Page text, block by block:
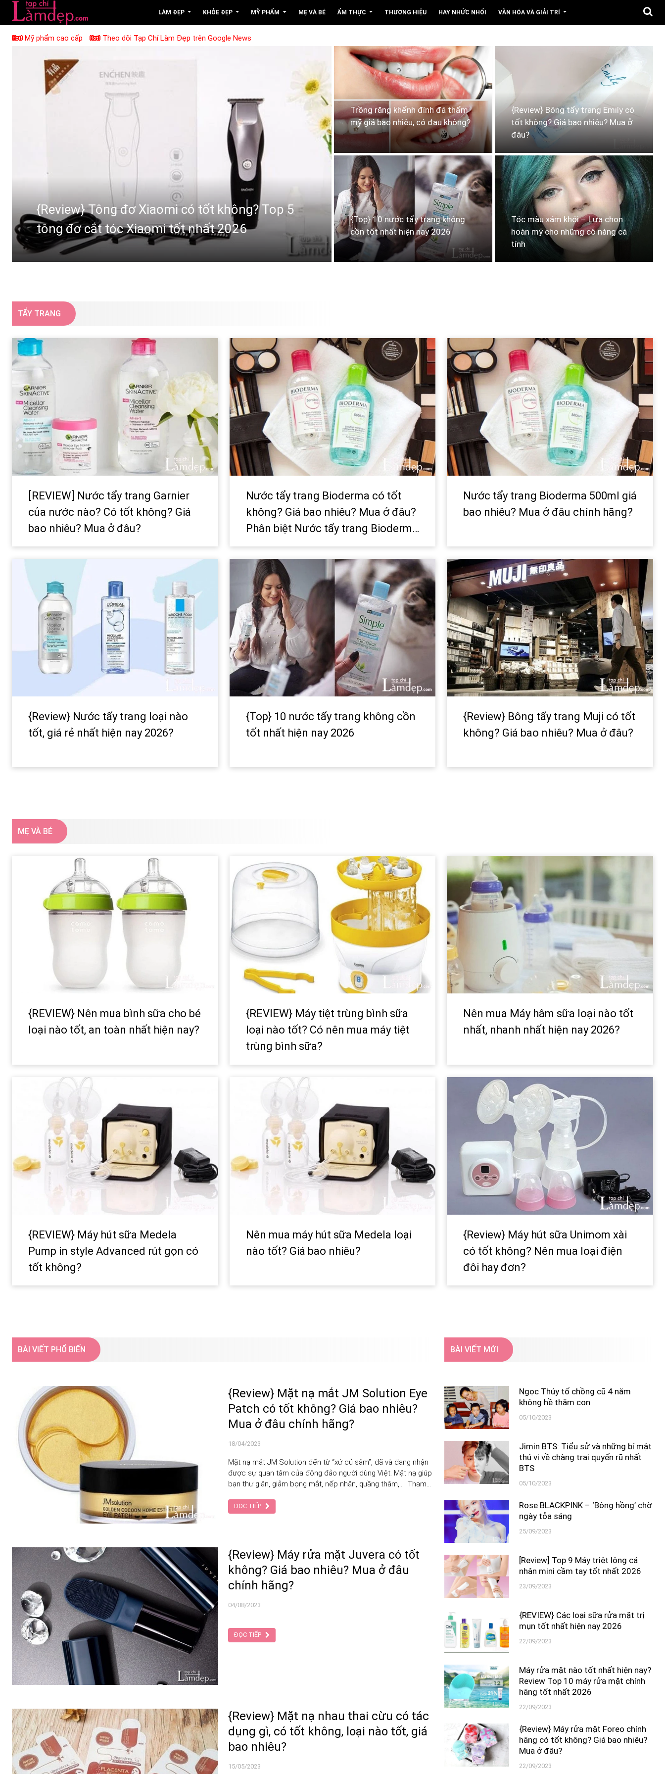
LÀM ĐẸP KHỎE ĐẸP MỸ PHẨM MẸ VÀ BÉ ẨM THỰC THƯƠNG HIỆU HAY NHỨC NHỐI VĂN HÓA VÀ GIẢI TRÍ
Mỹ phẩm cao cấp Theo dõi Tạp Chí Làm Đẹp trên Google News
{Review} Tông đơ Xiaomi có tốt không? Top 5
tông đơ cắt tóc Xiaomi tốt nhất 2026
Trồng răng khểnh đính đá thẩm
mỹ giá bao nhiêu, có đau không?
{Review} Bông tẩy trang Emily có
tốt không? Giá bao nhiêu? Mua ở
đâu?
{Top} 10 nước tẩy trang không
cồn tốt nhất hiện nay 2026
Tóc màu xám khói – Lựa chọn
hoàn mỹ cho những cô nàng cá
tính
TẨY TRANG
[REVIEW] Nước tẩy trang Garnier
của nước nào? Có tốt không? Giá
bao nhiêu? Mua ở đâu?
Nước tẩy trang Bioderma có tốt
không? Giá bao nhiêu? Mua ở đâu?
Phân biệt Nước tẩy trang Bioderma
giả và thật?
Nước tẩy trang Bioderma 500ml giá
bao nhiêu? Mua ở đâu chính hãng?
{Review} Nước tẩy trang loại nào
tốt, giá rẻ nhất hiện nay 2026?
{Top} 10 nước tẩy trang không cồn
tốt nhất hiện nay 2026
{Review} Bông tẩy trang Muji có tốt
không? Giá bao nhiêu? Mua ở đâu?
MẸ VÀ BÉ
{REVIEW} Nên mua bình sữa cho bé
loại nào tốt, an toàn nhất hiện nay?
{REVIEW} Máy tiệt trùng bình sữa
loại nào tốt? Có nên mua máy tiệt
trùng bình sữa?
Nên mua Máy hâm sữa loại nào tốt
nhất, nhanh nhất hiện nay 2026?
{REVIEW} Máy hút sữa Medela
Pump in style Advanced rút gọn có
tốt không?
Nên mua máy hút sữa Medela loại
nào tốt? Giá bao nhiêu?
{Review} Máy hút sữa Unimom xài
có tốt không? Nên mua loại điện
đôi hay đơn?
BÀI VIẾT PHỔ BIẾN
{Review} Mặt nạ mắt JM Solution Eye
Patch có tốt không? Giá bao nhiêu?
Mua ở đâu chính hãng?
18/04/2023
Mặt nạ mắt JM Solution đến từ “xứ củ sâm”, đã và đang nhận
được sự quan tâm của đông đảo người dùng Việt. Mặt nạ giúp
bạn thư giãn, giảm bọng mắt, nếp nhăn, quầng thâm,… Tham
ĐỌC TIẾP
{Review} Máy rửa mặt Juvera có tốt
không? Giá bao nhiêu? Mua ở đâu
chính hãng?
04/08/2023
ĐỌC TIẾP
{Review} Mặt nạ nhau thai cừu có tác
dụng gì, có tốt không, loại nào tốt, giá
bao nhiêu?
15/05/2023
BÀI VIẾT MỚI
Ngọc Thúy tố chồng cũ 4 năm
không hề thăm con
05/10/2023
Jimin BTS: Tiểu sử và những bí mật
thú vị về chàng trai quyến rũ nhất
BTS
05/10/2023
Rose BLACKPINK – ‘Bông hồng’ chờ
ngày tỏa sáng
25/09/2023
[Review] Top 9 Máy triệt lông cá
nhân mini cầm tay tốt nhất 2026
23/09/2023
{REVIEW} Các loại sữa rửa mặt trị
mụn tốt nhất hiện nay 2026
22/09/2023
Máy rửa mặt nào tốt nhất hiện nay?
Review Top 10 máy rửa mặt chính
hãng tốt nhất 2026
22/09/2023
{Review} Máy rửa mặt Foreo chính
hãng có tốt không? Giá bao nhiêu?
Mua ở đâu?
22/09/2023